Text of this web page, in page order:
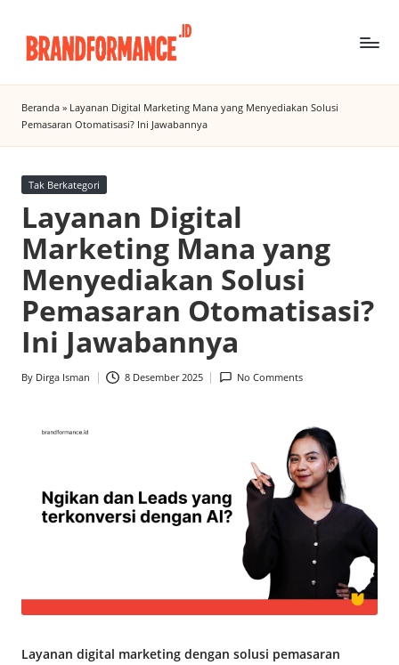
B
r
a
n
d
f
o
r
m
a
n
M
Agency
Beranda » Layanan Digital Marketing Mana yang Menyediakan Solusi
Pemasaran Otomatisasi? Ini Jawabannya
Posted
Tak Berkategori
Layanan Digital
Marketing Mana yang
Menyediakan Solusi
Pemasaran Otomatisasi?
Ini Jawabannya
Posted
By Dirga Isman 8 Desember 2025 No Comments
Layanan digital marketing dengan solusi pemasaran